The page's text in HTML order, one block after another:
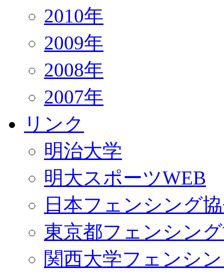
2010年
2009年
2008年
2007年
リンク
明治大学
明大スポーツWEB
日本フェンシング
東京都フェンシン
関西大学フェンシ